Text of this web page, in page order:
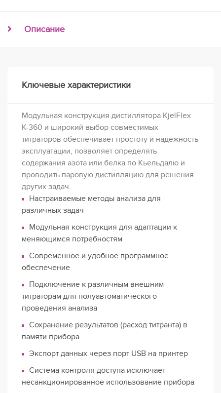
Описание
Ключевые характеристики
Модульная конструкция дистиллятора KjelFlex
K-360 и широкий выбор совместимых
титраторов обеспечивает простоту и надежность
эксплуатации, позволяет определять
содержания азота или белка по Кьельдалю и
проводить паровую дистилляцию для решения
других задач.
Настраиваемые методы анализа для
различных задач
Модульная конструкция для адаптации к
меняющимся потребностям
Современное и удобное программное
обеспечение
Подключение к различным внешним
титраторам для полуавтоматического
проведения анализа
Сохранение результатов (расход титранта) в
памяти прибора
Экспорт данных через порт USB на принтер
Система контроля доступа исключает
несанкционированное использование прибора